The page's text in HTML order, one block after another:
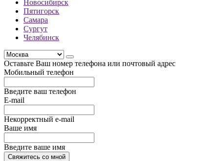
Новосибирск
Пятигорск
Самара
Сургут
Челябинск
Оставьте Ваш номер телефона или почтовый адрес
Мобильный телефон
Введите ваш телефон
E-mail
Некорректный e-mail
Ваше имя
Введите ваше имя
Свяжитесь со мной